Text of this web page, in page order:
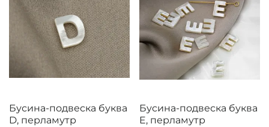
Бусина-подвеска буква
D, перламутр
Бусина-подвеска буква
E, перламутр